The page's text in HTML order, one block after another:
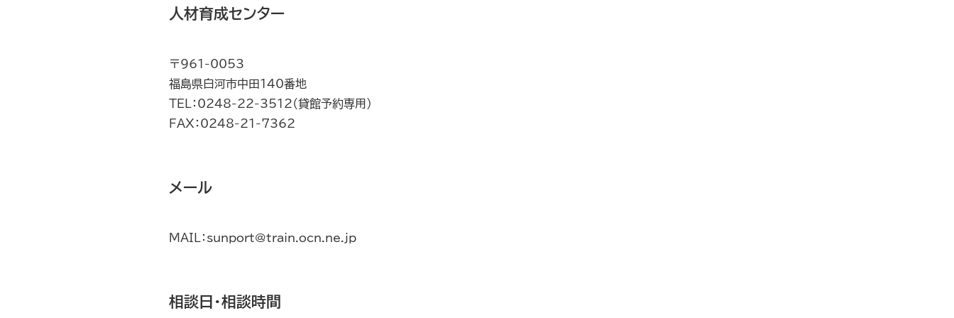
人材育成センター
〒961-0053
福島県白河市中田140番地
TEL：0248-22-3512（貸館予約専用）
FAX：0248-21-7362
メール
MAIL：sunport@train.ocn.ne.jp
相談日・相談時間